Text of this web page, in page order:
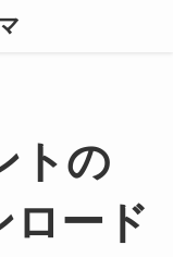
トの
ロード